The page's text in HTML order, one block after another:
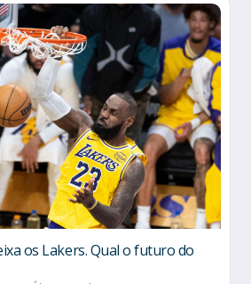
os Lakers. Qual o futuro do